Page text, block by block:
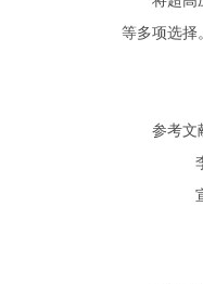
等多项选择
参考文
李丽,
宣晓